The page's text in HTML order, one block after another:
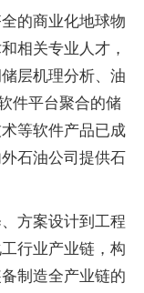
的商业化地球物
相关专业人才，
层机理分析、油
件平台聚合的储
等软件产品已成
石油公司提供石
方案设计到工程
行业产业链，构
制造全产业链的